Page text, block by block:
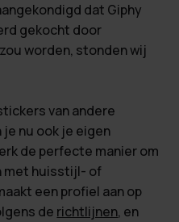
dat Giphy
gekocht door
worden, stonden wij
van andere
nu ook je eigen
de perfecte manier om
met huisstijl- of
een profiel aan op
de richtlijnen, en